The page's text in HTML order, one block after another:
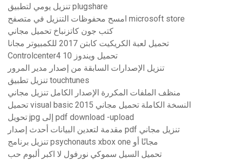
تنزيل يومي لتطبيق plugshare
امسح محفوظات التنزيل في متصفح microsoft store
كتب جون كاتزنباخ تحميل مجاني
تحميل لعبة الكريكيت كابتن 2017 للكمبيوتر مجانا
Controlcenter4 تحميل ويندوز 10
تنزيل الإصدارات السابقة من إصدار مدير المرور
تنزيل تطبيق touchtunes
منظف ​​الملفات المكررة الإصدار الكامل تنزيل مجاني
تحميل visual basic 2015 النسخة الكاملة تحميل مجاني
تحويل jpg إلى pdf download -upload
مقدمة لتعدين البيانات أحدث إصدار pdf تنزيل مجاني
تنزيل برنامج psychonauts xbox one مجانًا أو
تحميل السيل سموكي نورفول لا اكبر ألبوم حب